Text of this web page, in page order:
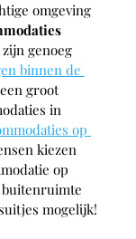
omgeving
genoeg
binnen de
groot
in
op
kiezen
op
buitenruimte
mogelijk!